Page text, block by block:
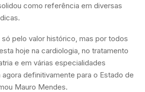
como referência em diversas
só pelo valor histórico, mas por todos
hoje na cardiologia, no tratamento
e em várias especialidades
definitivamente para o Estado de
Mauro Mendes.